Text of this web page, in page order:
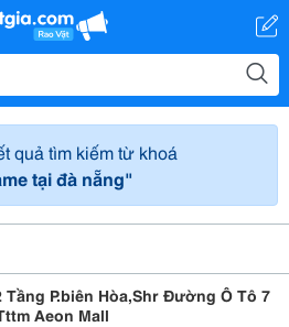
quả tìm kiếm từ khoá
tại đà nẵng"
Tầng P.biên Hòa,Shr Đường Ô Tô 7
Aeon Mall